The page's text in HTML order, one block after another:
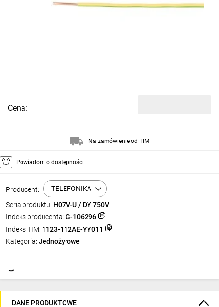
Producent: TELEFONIKA
Seria produktu: H07V-U / DY 750V
Indeks producenta: G-106296
Indeks TIM: 1123-112AE-YY011
Kategoria: Jednożyłowe
Cena:
Na zamówienie od TIM
Powiadom o dostępności
DANE PRODUKTOWE